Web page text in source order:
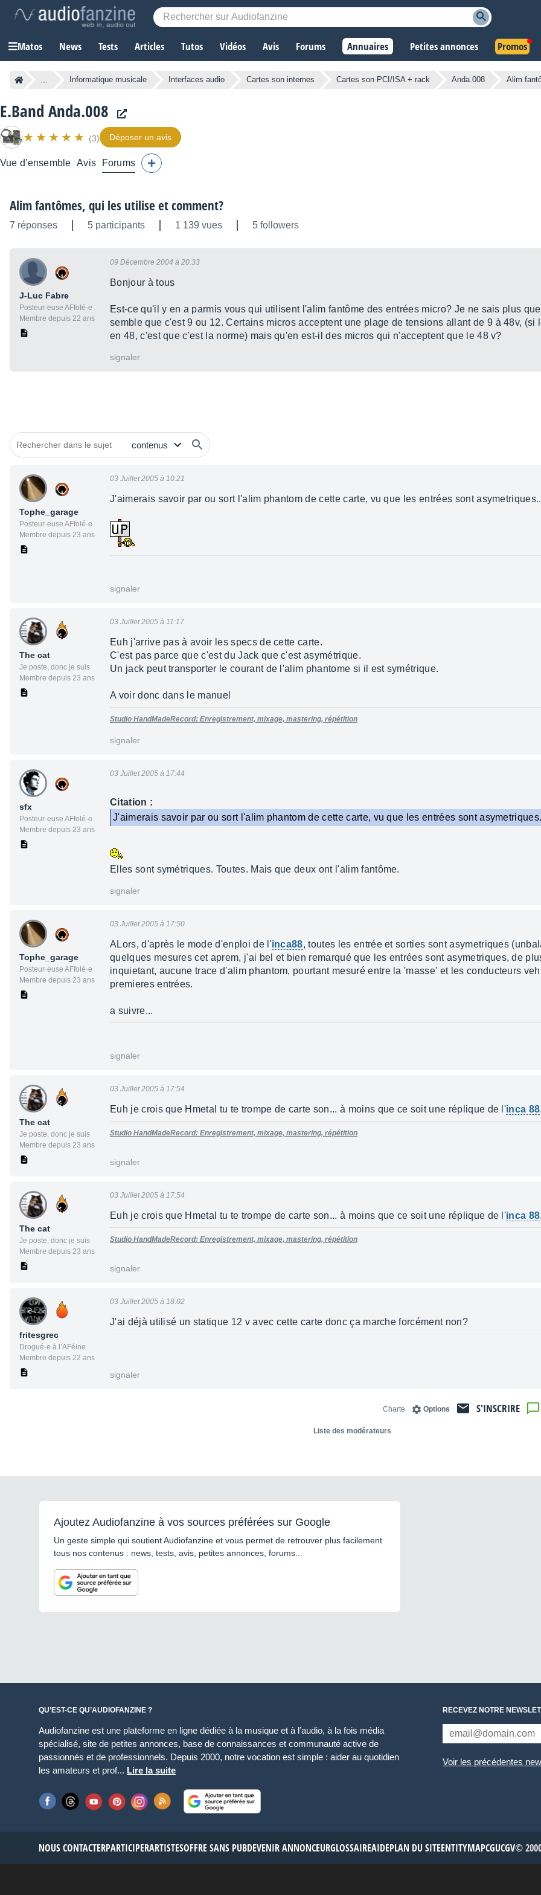
Matos News Tests Articles Tutos Vidéos Avis Forums Annuaires Petites annonces Promos
... Informatique musicale Interfaces audio Cartes son internes Cartes son PCI/ISA + rack Anda.008 Alim
E.Band Anda.008
(3) Déposer un avis
Vue d’ensemble Avis Forums
Alim fantômes, qui les utilise et comment?
7 réponses 5 participants 1 139 vues 5 followers
J-Luc Fabre
Posteur·euse AFfolé·e
Membre depuis 22 ans
09 Décembre 2004 à 20:33
Bonjour à tous
Est-ce qu'il y en a parmis vous qui utilisent l'alim fantôme des entrées micro? Je ne sais plus
semble que c'est 9 ou 12. Certains micros acceptent une plage de tensions allant de 9 à 48v, (si
en 48, c'est que c'est la norme) mais qu'en est-il des micros qui n'acceptent que le 48 v?
signaler
Tophe_garage
Posteur·euse AFfolé·e
Membre depuis 23 ans
03 Juillet 2005 à 10:21
J'aimerais savoir par ou sort l'alim phantom de cette carte, vu que les entrées sont
signaler
The cat
Je poste, donc je suis
Membre depuis 23 ans
03 Juillet 2005 à 11:17
Euh j'arrive pas à avoir les specs de cette carte.
C'est pas parce que c'est du Jack que c'est asymétrique.
Un jack peut transporter le courant de l'alim phantome si il est symétrique.
A voir donc dans le manuel
Studio HandMadeRecord: Enregistrement, mixage, mastering, répétition
signaler
sfx
Posteur·euse AFfolé·e
Membre depuis 23 ans
03 Juillet 2005 à 17:44
Citation :
J'aimerais savoir par ou sort l'alim phantom de cette carte, vu que les entrées sont
Elles sont symétriques. Toutes. Mais que deux ont l'alim fantôme.
signaler
Tophe_garage
Posteur·euse AFfolé·e
Membre depuis 23 ans
03 Juillet 2005 à 17:50
ALors, d'après le mode d'enploi de l'inca88, toutes les entrée et sorties sont asymetriques
quelques mesures cet aprem, j'ai bel et bien remarqué que les entrées sont asymetriques, de
inquietant, aucune trace d'alim phantom, pourtant mesuré entre la 'masse' et les conducteurs
premieres entrées.
a suivre...
signaler
The cat
Je poste, donc je suis
Membre depuis 23 ans
03 Juillet 2005 à 17:54
Euh je crois que Hmetal tu te trompe de carte son... à moins que ce soit une réplique de l'inca 88
Studio HandMadeRecord: Enregistrement, mixage, mastering, répétition
signaler
The cat
Je poste, donc je suis
Membre depuis 23 ans
03 Juillet 2005 à 17:54
Euh je crois que Hmetal tu te trompe de carte son... à moins que ce soit une réplique de l'inca 88
Studio HandMadeRecord: Enregistrement, mixage, mastering, répétition
signaler
fritesgrec
Drogué·e à l’AFéine
Membre depuis 22 ans
03 Juillet 2005 à 18:02
J'ai déjà utilisé un statique 12 v avec cette carte donc ça marche forcément non?
signaler
S'INSCRIRE
Options
Charte
Liste des modérateurs
Ajoutez Audiofanzine à vos sources préférées sur Google
Un geste simple qui soutient Audiofanzine et vous permet de retrouver plus facilement
tous nos contenus : news, tests, avis, petites annonces, forums...
QU’EST-CE QU’AUDIOFANZINE ?
Audiofanzine est une plateforme en ligne dédiée à la musique et à l’audio, à la fois média
spécialisé, site de petites annonces, base de connaissances et communauté active de
passionnés et de professionnels. Depuis 2000, notre vocation est simple : aider au quotidien
les amateurs et prof... Lire la suite
RECEVEZ NOTRE
Voir les précédentes
NOUS CONTACTERPARTICIPERARTISTESOFFRE SANS PUBDEVENIR ANNONCEURGLOSSAIREAIDEPLAN DU SITEENTITYMAPCGUCGV©